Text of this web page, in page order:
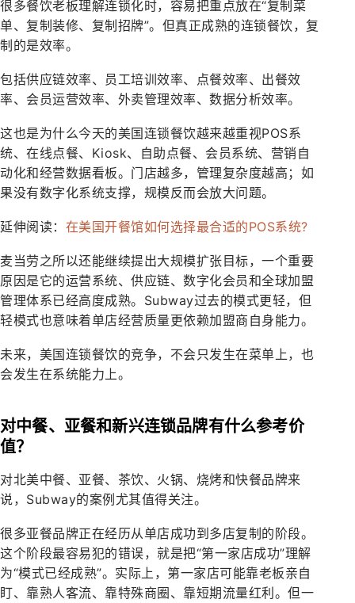
很多餐饮老板理解连锁化时，容易把重点放在“复制菜
单、复制装修、复制招牌”。但真正成熟的连锁餐饮，复
制的是效率。
包括供应链效率、员工培训效率、点餐效率、出餐效
率、会员运营效率、外卖管理效率、数据分析效率。
这也是为什么今天的美国连锁餐饮越来越重视POS系
统、在线点餐、Kiosk、自助点餐、会员系统、营销自
动化和经营数据看板。门店越多，管理复杂度越高；如
果没有数字化系统支撑，规模反而会放大问题。
延伸阅读： 在美国开餐馆如何选择最合适的POS系统?
麦当劳之所以还能继续提出大规模扩张目标，一个重要
原因是它的运营系统、供应链、数字化会员和全球加盟
管理体系已经高度成熟。Subway过去的模式更轻，但
轻模式也意味着单店经营质量更依赖加盟商自身能力。
未来，美国连锁餐饮的竞争，不会只发生在菜单上，也
会发生在系统能力上。
对中餐、亚餐和新兴连锁品牌有什么参考价
值？
对北美中餐、亚餐、茶饮、火锅、烧烤和快餐品牌来
说，Subway的案例尤其值得关注。
很多亚餐品牌正在经历从单店成功到多店复制的阶段。
这个阶段最容易犯的错误，就是把“第一家店成功”理解
为“模式已经成熟”。实际上，第一家店可能靠老板亲自
盯、靠熟人客流、靠特殊商圈、靠短期流量红利。但一